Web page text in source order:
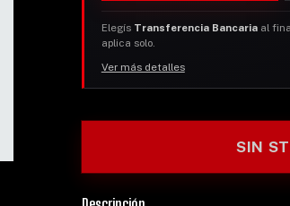
Elegís Transferencia Bancariaal
aplica solo.
Ver más detalles